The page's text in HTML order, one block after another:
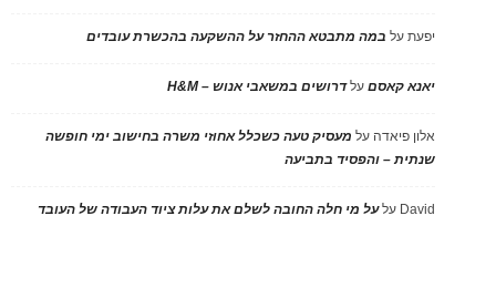
יפעתעל במה מתבטא ההחזר על ההשקעה בהכשרת עובדים
יאנא קאסםעלדרושים במשאבי אנוש – H&M
אלון פיאדה על מעסיק טעה כשכלל אחוזי משרה בחישוב ימי חופשה
שנתית – והפסיד בתביעה
David עלעל מי חלה החובה לשלם את עלות ציוד העבודה של העובד